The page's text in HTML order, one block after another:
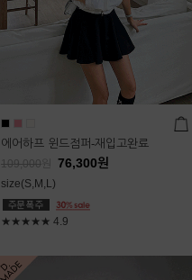
에어하프 윈드점퍼-재입고완료
109,000 76,300원
size(S,M,L)
★★★★★ 4.9